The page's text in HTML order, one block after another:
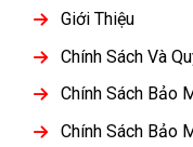
Giới Thiệu
Chính Sách Và
Chính Sách Bảo
Chính Sách Bảo